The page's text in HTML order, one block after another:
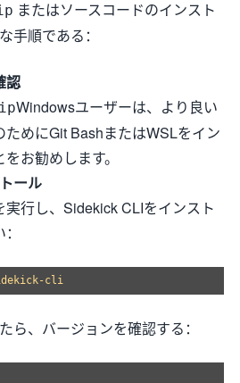
またはソースコードのインスト
手順である：
認
Windowsユーザーは、より良い
ためにGit BashまたはWSLをイン
お勧めします。
ール
実行し、Sidekick CLIをインスト
cli
ら、バージョンを確認する：